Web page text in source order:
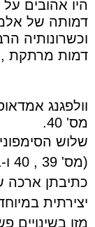
היו אהובים
וכשרונותיה
דמות מרתקת ,
מס' 40.
שלוש
(מס' 39 , 40 ו-41) נכתבו בקיץ 1788
כתיבתן ארכה
יצירתית
מזו בשינויים